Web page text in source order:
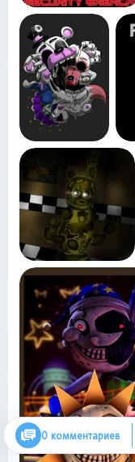
0 комментариев